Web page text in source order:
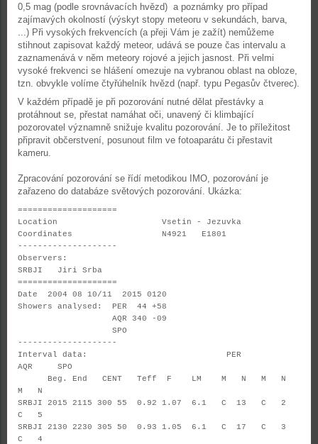
0,5 mag (podle srovnávacích hvězd) a poznámky pro případ
zajímavých okolností (výskyt stopy meteoru v sekundách, barva,
...) Při vysokých frekvencích (a přeji Vám je zažít) nemůžeme
stihnout zapisovat každý meteor, udává se pouze čas intervalu a
zaznamenává v něm meteory rojové a jejich jasnost. Při velmi
vysoké frekvenci se hlášení omezuje na vybranou oblast na obloze,
tzn. obvykle volíme čtyřúhelník hvězd (např. typu Pegasův čtverec).
V každém případě je při pozorování nutné dělat přestávky a
protáhnout se, přestat namáhat oči, unavený či klimbající
pozorovatel významně snižuje kvalitu pozorování. Je to příležitost
připravit občerstvení, posunout film ve fotoaparátu či přestavit
kameru.
Zpracování pozorování se řídí metodikou IMO, pozorování je
zařazeno do databáze světových pozorování. Ukázka:
====================
Location Vsetin - Jezuvka
Coordinates N4921 E1801
--------------------
Observers:
SRBJI Jiri Srba
====================
Date 2004 08 10/11 2015 0120
Showers analysed: PER 44 +58
AQR 340 -09
SPO
--------------------
Interval data: PER
AQR SPO
Beg. End CENT Teff F LM M N M N
M N
SRBJI 2015 2115 300 55 0.92 1.07 6.1 C 13 C 2
C 5
SRBJI 2130 2230 305 50 0.93 1.05 6.1 C 17 C 3
C 4